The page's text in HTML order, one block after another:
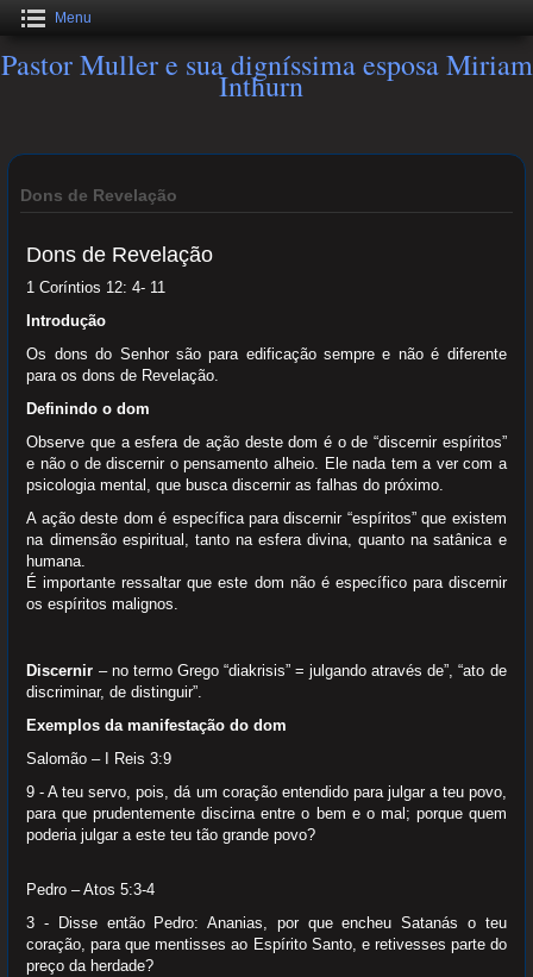
Menu
Pastor Muller e sua digníssima esposa Miriam
Inthurn
Dons de Revelação
Dons de Revelação
1 Coríntios 12: 4- 11
Introdução
Os dons do Senhor são para edificação sempre e não é diferente
para os dons de Revelação.
Definindo o dom
Observe que a esfera de ação deste dom é o de “discernir espíritos”
e não o de discernir o pensamento alheio. Ele nada tem a ver com a
psicologia mental, que busca discernir as falhas do próximo.
A ação deste dom é específica para discernir “espíritos” que existem
na dimensão espiritual, tanto na esfera divina, quanto na satânica e
humana.
É importante ressaltar que este dom não é específico para discernir
os espíritos malignos.
Discernir – no termo Grego “diakrisis” = julgando através de”, “ato de
discriminar, de distinguir”.
Exemplos da manifestação do dom
Salomão – I Reis 3:9
9 - A teu servo, pois, dá um coração entendido para julgar a teu povo,
para que prudentemente discirna entre o bem e o mal; porque quem
poderia julgar a este teu tão grande povo?
Pedro – Atos 5:3-4
3 - Disse então Pedro: Ananias, por que encheu Satanás o teu
coração, para que mentisses ao Espírito Santo, e retivesses parte do
preço da herdade?